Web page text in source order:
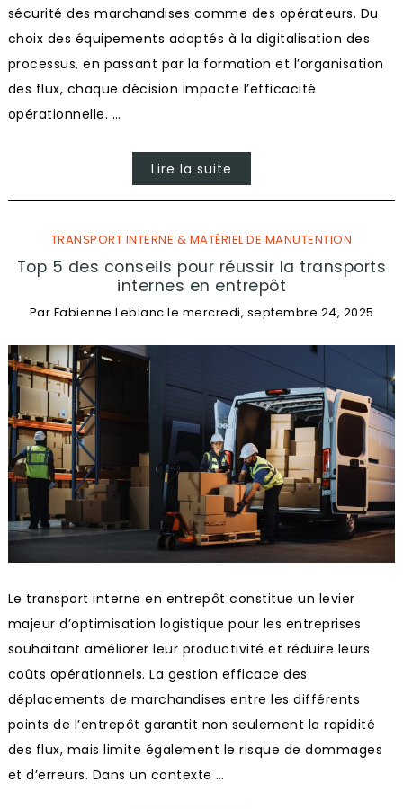
sécurité des marchandises comme des opérateurs. Du
choix des équipements adaptés à la digitalisation des
processus, en passant par la formation et l’organisation
des flux, chaque décision impacte l’efficacité
opérationnelle. …
Lire la suite
TRANSPORT INTERNE & MATÉRIEL DE MANUTENTION
Top 5 des conseils pour réussir la transports
internes en entrepôt
Par Fabienne Leblanc le mercredi, septembre 24, 2025
Le transport interne en entrepôt constitue un levier
majeur d’optimisation logistique pour les entreprises
souhaitant améliorer leur productivité et réduire leurs
coûts opérationnels. La gestion efficace des
déplacements de marchandises entre les différents
points de l’entrepôt garantit non seulement la rapidité
des flux, mais limite également le risque de dommages
et d’erreurs. Dans un contexte …